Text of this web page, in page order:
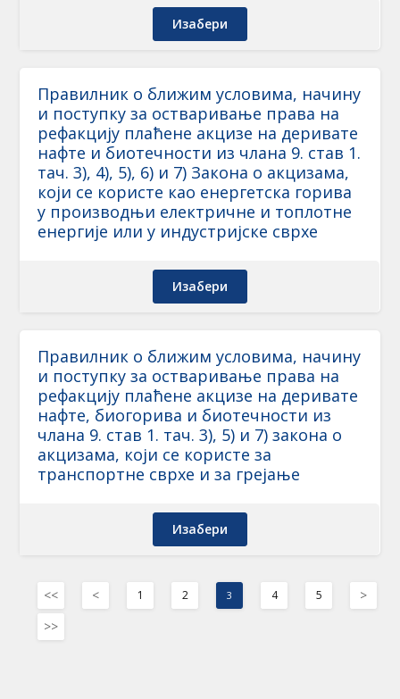
Изабери
Правилник о ближим условима, начину
и поступку за остваривање права на
рефакцију плаћене акцизе на деривате
нафте и биотечности из члана 9. став 1.
тач. 3), 4), 5), 6) и 7) Закона о акцизама,
који се користе као енергетска горива
у производњи електричне и топлотне
енергије или у индустријске сврхе
Изабери
Правилник о ближим условима, начину
и поступку за остваривање права на
рефакцију плаћене акцизе на деривате
нафте, биогорива и биотечности из
члана 9. став 1. тач. 3), 5) и 7) закона о
акцизама, који се користе за
транспортне сврхе и за грејање
Изабери
<< < 1 2 3 4 5
>
>>